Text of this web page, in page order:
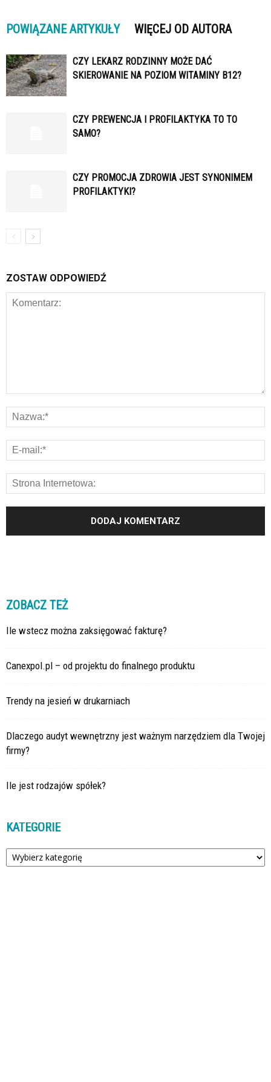
POWIĄZANE ARTYKUŁY WIĘCEJ OD AUTORA
CZY LEKARZ RODZINNY MOŻE DAĆ
SKIEROWANIE NA POZIOM WITAMINY B12?
CZY PREWENCJA I PROFILAKTYKA TO TO
SAMO?
CZY PROMOCJA ZDROWIA JEST SYNONIMEM
PROFILAKTYKI?
ZOSTAW ODPOWIEDŹ
ZOBACZ TEŻ
Ile wstecz można zaksięgować fakturę?
Canexpol.pl – od projektu do finalnego produktu
Trendy na jesień w drukarniach
Dlaczego audyt wewnętrzny jest ważnym narzędziem dla Twojej
firmy?
Ile jest rodzajów spółek?
KATEGORIE
Kategorie